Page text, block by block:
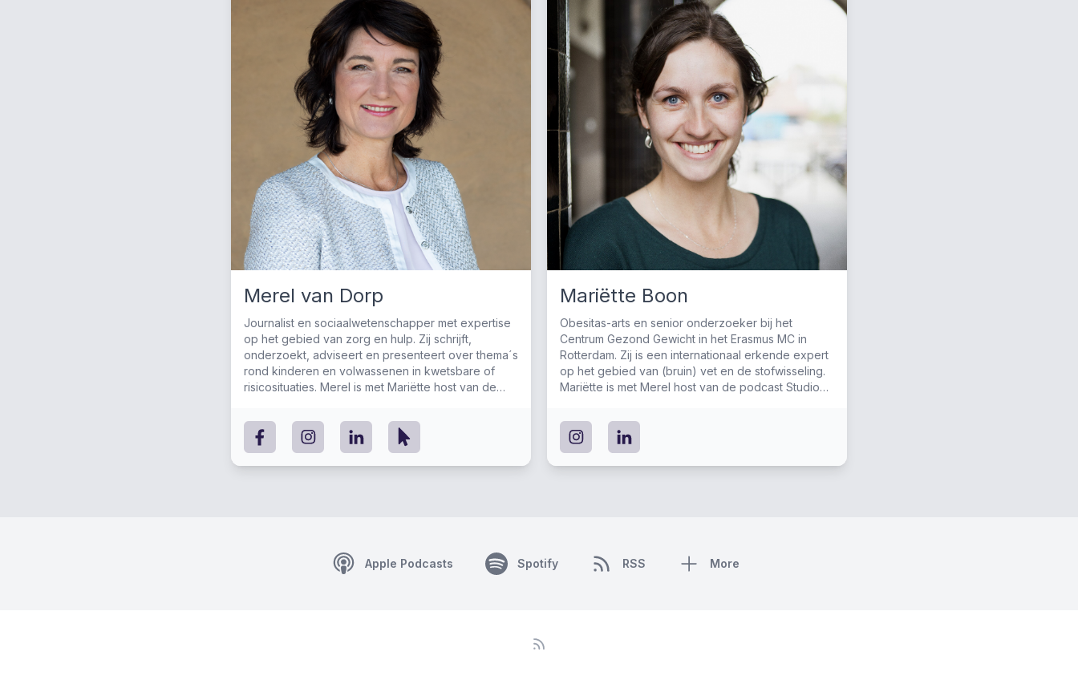
Merel van Dorp
Journalist en sociaalwetenschapper met expertise
op het gebied van zorg en hulp. Zij schrijft,
onderzoekt, adviseert en presenteert over thema´s
rond kinderen en volwassenen in kwetsbare of
risicosituaties. Merel is met Mariëtte host van de
Mariëtte Boon
Obesitas-arts en senior onderzoeker bij het
Centrum Gezond Gewicht in het Erasmus MC in
Rotterdam. Zij is een internationaal erkende expert
op het gebied van (bruin) vet en de stofwisseling.
Mariëtte is met Merel host van de podcast Studio
Apple Podcasts Spotify RSS More